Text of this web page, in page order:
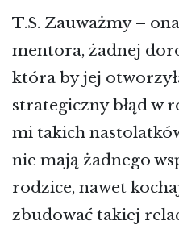
T.S. Zauważmy –
mentora, żadnej
która by jej
strategiczny błąd w
mi takich
nie mają żadnego
rodzice, nawet
zbudować takiej